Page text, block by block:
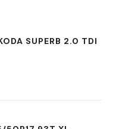
SUPERB 2.0 TDI